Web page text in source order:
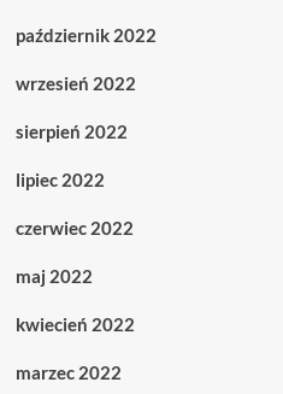
październik 2022
wrzesień 2022
sierpień 2022
lipiec 2022
czerwiec 2022
maj 2022
kwiecień 2022
marzec 2022